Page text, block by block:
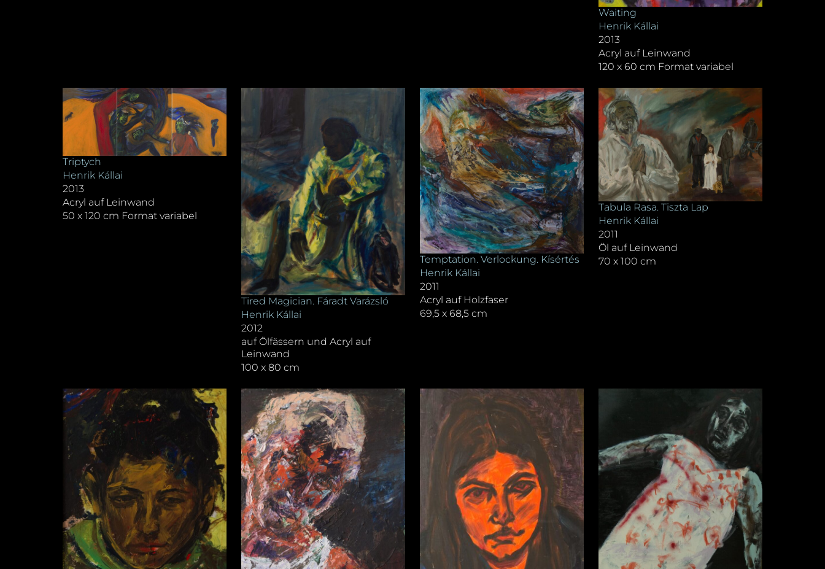
Waiting
Henrik Kállai
2013
Acryl auf Leinwand
120 x 60 cm Format variabel
Triptych
Henrik Kállai
2013
Acryl auf Leinwand
50 x 120 cm Format variabel
Tired Magician. Fáradt Varázsló
Henrik Kállai
2012
auf Ölfässern und Acryl auf
Leinwand
100 x 80 cm
Temptation. Verlockung. Kísértés
Henrik Kállai
2011
Acryl auf Holzfaser
69,5 x 68,5 cm
Tabula Rasa. Tiszta Lap
Henrik Kállai
2011
Öl auf Leinwand
70 x 100 cm